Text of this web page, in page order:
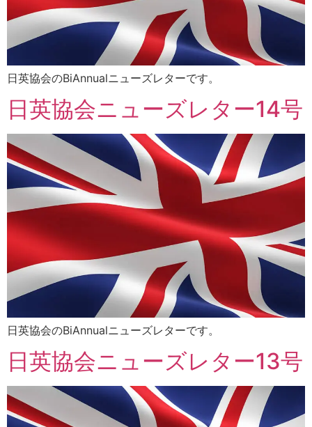
日英協会のBiAnnualニューズレターです。
日英協会ニューズレター14号
日英協会のBiAnnualニューズレターです。
日英協会ニューズレター13号